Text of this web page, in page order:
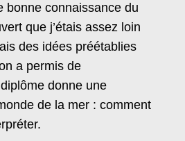
bonne connaissance du
que j’étais assez loin
des idées préétablies
a permis de
donne une
de la mer : comment